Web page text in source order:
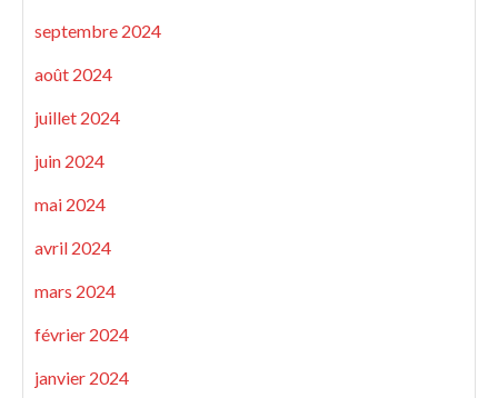
septembre 2024
août 2024
juillet 2024
juin 2024
mai 2024
avril 2024
mars 2024
février 2024
janvier 2024